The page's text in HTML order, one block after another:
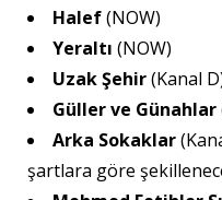
Halef(NOW)
Yeraltı (NOW)
Uzak Şehir(Kanal
Güller ve Günahlar
Arka Sokaklar
şartlara göre